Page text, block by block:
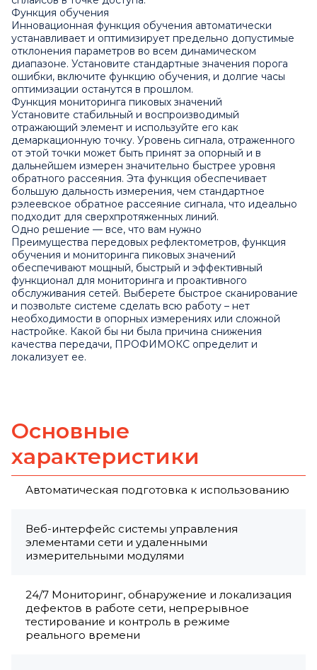
Функция обучения
Инновационная функция обучения автоматически
устанавливает и оптимизирует предельно допустимые
отклонения параметров во всем динамическом
диапазоне. Установите стандартные значения порога
ошибки, включите функцию обучения, и долгие часы
оптимизации останутся в прошлом.
Функция мониторинга пиковых значений
Установите стабильный и воспроизводимый
отражающий элемент и используйте его как
демаркационную точку. Уровень сигнала, отраженного
от этой точки может быть принят за опорный и в
дальнейшем измерен значительно быстрее уровня
обратного рассеяния. Эта функция обеспечивает
большую дальность измерения, чем стандартное
рэлеевское обратное рассеяние сигнала, что идеально
подходит для сверхпротяженных линий.
Одно решение — все, что вам нужно
Преимущества передовых рефлектометров, функция
обучения и мониторинга пиковых значений
обеспечивают мощный, быстрый и эффективный
функционал для мониторинга и проактивного
обслуживания сетей. Выберете быстрое сканирование
и позвольте системе сделать всю работу – нет
необходимости в опорных измерениях или сложной
настройке. Какой бы ни была причина снижения
качества передачи, ПРОФИМОКС определит и
локализует ее.
Основные
характеристики
Автоматическая подготовка к использованию
Веб-интерфейс системы управления
элементами сети и удаленными
измерительными модулями
24/7 Мониторинг, обнаружение и локализация
дефектов в работе сети, непрерывное
тестирование и контроль в режиме
реального времени